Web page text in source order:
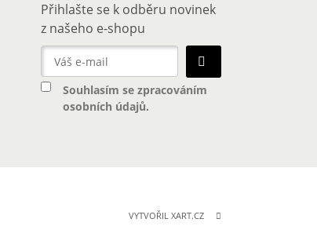
Přihlašte se k odběru novinek
z našeho e-shopu
Souhlasím se zpracováním
osobních údajů.
VYTVOŘIL XART.CZ